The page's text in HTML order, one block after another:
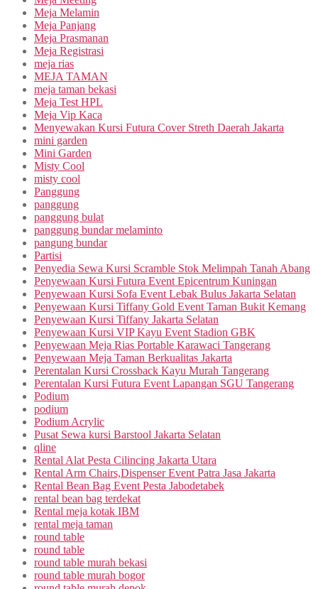
Meja Melamin
Meja Panjang
Meja Prasmanan
Meja Registrasi
meja rias
MEJA TAMAN
meja taman bekasi
Meja Test HPL
Meja Vip Kaca
Menyewakan Kursi Futura Cover Streth Daerah Jakarta
mini garden
Mini Garden
Misty Cool
misty cool
Panggung
panggung
panggung bulat
panggung bundar melaminto
pangung bundar
Partisi
Penyedia Sewa Kursi Scramble Stok Melimpah Tanah Abang
Penyewaan Kursi Futura Event Epicentrum Kuningan
Penyewaan Kursi Sofa Event Lebak Bulus Jakarta Selatan
Penyewaan Kursi Tiffany Gold Event Taman Bukit Kemang
Penyewaan Kursi Tiffany Jakarta Selatan
Penyewaan Kursi VIP Kayu Event Stadion GBK
Penyewaan Meja Rias Portable Karawaci Tangerang
Penyewaan Meja Taman Berkualitas Jakarta
Perentalan Kursi Crossback Kayu Murah Tangerang
Perentalan Kursi Futura Event Lapangan SGU Tangerang
Podium
podium
Podium Acrylic
Pusat Sewa kursi Barstool Jakarta Selatan
qline
Rental Alat Pesta Cilincing Jakarta Utara
Rental Arm Chairs,Dispenser Event Patra Jasa Jakarta
Rental Bean Bag Event Pesta Jabodetabek
rental bean bag terdekat
Rental meja kotak IBM
rental meja taman
round table
round table
round table murah bekasi
round table murah bogor